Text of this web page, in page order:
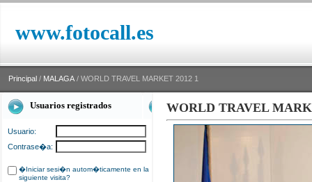
www.fotocall.es
Principal / MALAGA / WORLD TRAVEL MARKET 2012 1
Usuarios registrados
Usuario:
Contrase�a:
�Iniciar sesi�n autom�ticamente en la
siguiente visita?
WORLD TRAVEL